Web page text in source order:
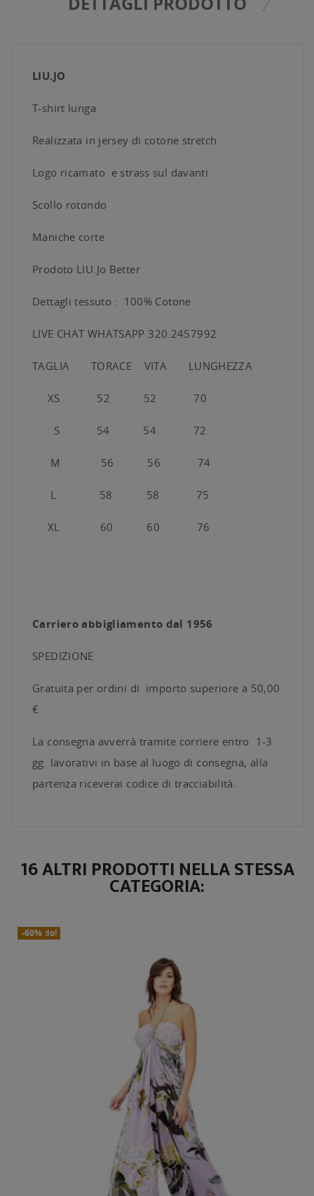
LIU.JO
T-shirt lunga
Realizzata in jersey di cotone stretch
Logo ricamato e strass sul davanti
Scollo rotondo
Maniche corte
Prodoto LIU.Jo Better
Dettagli tessuto : 100% Cotone
LIVE CHAT WHATSAPP 320.2457992
TAGLIA TORACE VITA LUNGHEZZA
XS 52 52 70
S 54 54 72
M 56 56 74
L 58 58 75
XL 60 60 76
Carriero abbigliamento dal 1956
SPEDIZIONE
Gratuita per ordini di importo superiore a 50,00
€
La consegna avverrà tramite corriere entro 1-3
gg. lavorativi in base al luogo di consegna, alla
partenza riceverai codice di tracciabilità.
16 ALTRI PRODOTTI NELLA STESSA
CATEGORIA:
In Saldo!
Nuovo
-60%